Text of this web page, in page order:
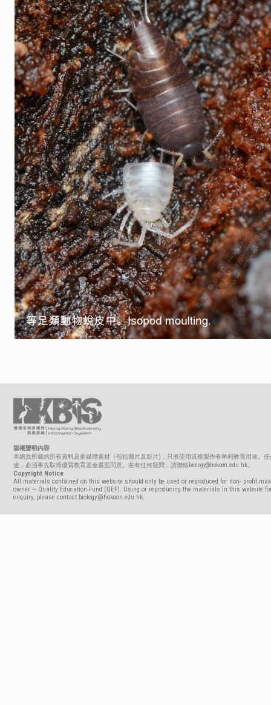
版權聲明內容
本網頁所載的所有資料及多媒體素材（包括圖片及影片)，只准使用或複製作非牟利教育用途。
途，必須事先取得優質教育基金書面同意。若有任何疑問，請聯絡biology@hokoon.edu.hk。
Copyright Notice
All materials contained on this website should only be used or reproduced for non- profit
owner — Quality Education Fund (QEF). Using or reproducing the materials in this website
enquiry, please contact biology@hokoon.edu.hk.